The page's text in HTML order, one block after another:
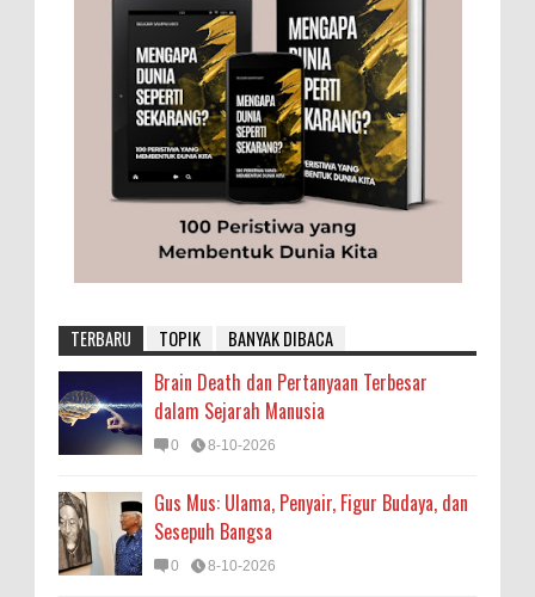
TERBARU TOPIK BANYAK DIBACA
Brain Death dan Pertanyaan Terbesar
dalam Sejarah Manusia
0 8-10-2026
Gus Mus: Ulama, Penyair, Figur Budaya, dan
Sesepuh Bangsa
0 8-10-2026